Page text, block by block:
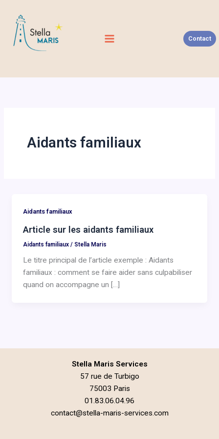
contenu
Contact
Aidants familiaux
Aidants familiaux
Article sur les aidants familiaux
Aidants familiaux / Stella Maris
Le titre principal de l’article exemple : Aidants
familiaux : comment se faire aider sans culpabiliser
quand on accompagne un […]
Stella Maris Services
57 rue de Turbigo
75003 Paris
01.83.06.04.96
contact@stella-maris-services.com